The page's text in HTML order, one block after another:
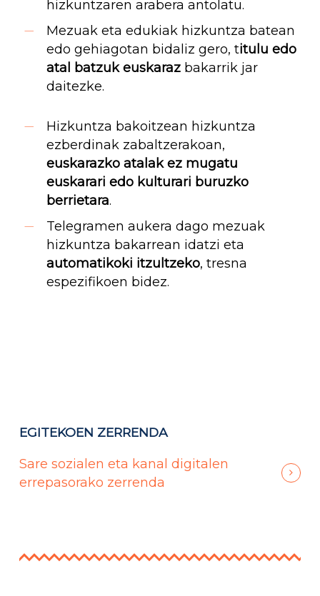
hizkuntzaren arabera antolatu.
Mezuak eta edukiak hizkuntza batean
edo gehiagotan bidaliz gero, titulu edo
atal batzuk euskaraz bakarrik jar
daitezke.
Hizkuntza bakoitzean hizkuntza
ezberdinak zabaltzerakoan,
euskarazko atalak ez mugatu
euskarari edo kulturari buruzko
berrietara.
Telegramen aukera dago mezuak
hizkuntza bakarrean idatzi eta
automatikoki itzultzeko, tresna
espezifikoen bidez.
EGITEKOEN ZERRENDA
Sare sozialen eta kanal digitalen
errepasorako zerrenda